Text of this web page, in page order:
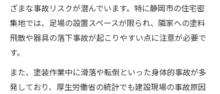
ざまな事故リスクが潜んでいます。特に静岡市の住宅密
集地では、足場の設置スペースが限られ、隣家への塗料
飛散や器具の落下事故が起こりやすい点に注意が必要で
す。
また、塗装作業中に滑落や転倒といった身体的事故が多
発しており、厚生労働省の統計でも建設現場の事故原因